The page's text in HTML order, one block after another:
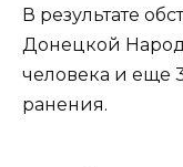
В результате
Донецкой
человека и еще
ранения.